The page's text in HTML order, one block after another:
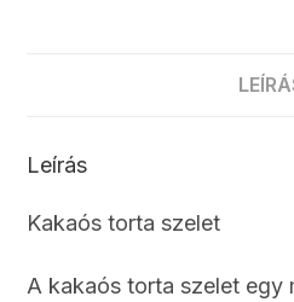
Leírás
Kakaós torta szelet
A kakaós torta szelet egy